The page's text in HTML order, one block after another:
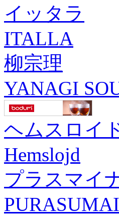
イッタラ
ITALLA
柳宗理
YANAGI
ヘムスロイ
Hemslojd
プラスマイ